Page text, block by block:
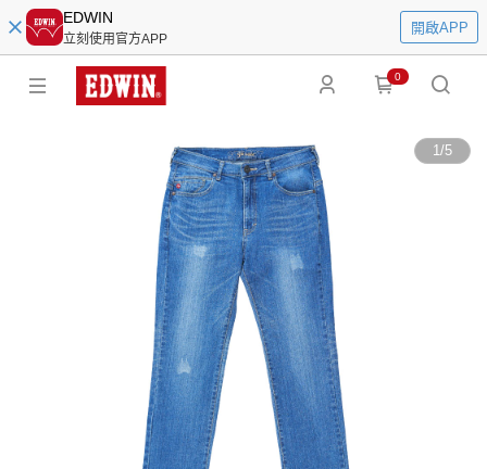
EDWIN
立刻使用官方APP
開啟APP
0
1/5